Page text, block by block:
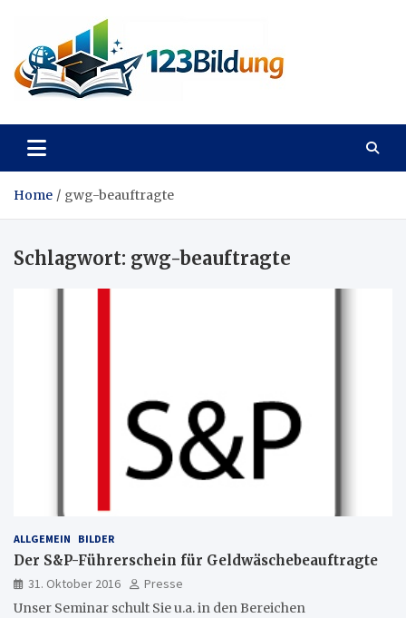
content
123Bildung
Home gwg-beauftragte
Schlagwort: gwg-beauftragte
ALLGEMEIN BILDER
Der S&P-Führerschein für Geldwäschebeauftragte
31. Oktober 2016
Presse
Unser Seminar schult Sie u.a. in den Bereichen